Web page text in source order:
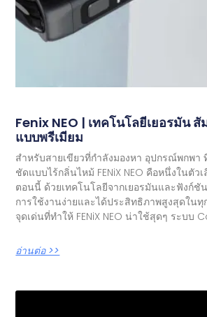
Fenix ​​​​NEO | เทคโนโลยีเยอรมัน
แบบพรีเมียม
สำหรับสายเขียวที่กำลังมองหา อุปกรณ์พกพา
ชัดแบบไร้กลิ่นไหม้ FENiX NEO คือหนึ่งในตัว
ตอนนี้ ด้วยเทคโนโลยีจากเยอรมันและฟังก์ชั
การใช้งานง่ายและได้ประสิทธิภาพสูงสุดในทุ
จุดเด่นที่ทำให้ FENiX NEO น่าใช้สุดๆ ระบบ
อ่านต่อ >>